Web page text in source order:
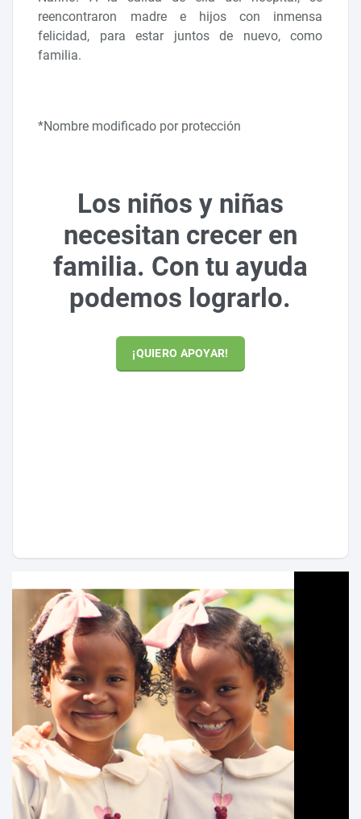
reencontraron madre e hijos con inmensa
felicidad, para estar juntos de nuevo, como
familia.
*Nombre modificado por protección
Los niños y niñas
necesitan crecer en
familia. Con tu ayuda
podemos lograrlo.
¡QUIERO APOYAR!